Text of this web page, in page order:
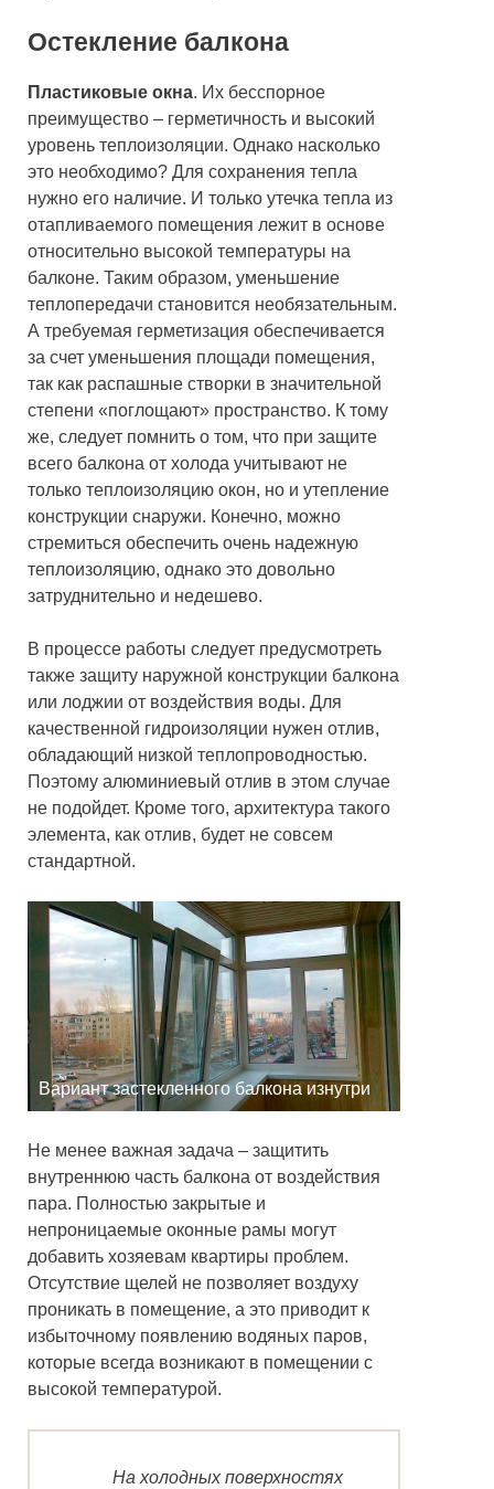
Остекление балкона
Пластиковые окна. Их бесспорное
преимущество – герметичность и высокий
уровень теплоизоляции. Однако насколько
это необходимо? Для сохранения тепла
нужно его наличие. И только утечка тепла из
отапливаемого помещения лежит в основе
относительно высокой температуры на
балконе. Таким образом, уменьшение
теплопередачи становится необязательным.
А требуемая герметизация обеспечивается
за счет уменьшения площади помещения,
так как распашные створки в значительной
степени «поглощают» пространство. К тому
же, следует помнить о том, что при защите
всего балкона от холода учитывают не
только теплоизоляцию окон, но и утепление
конструкции снаружи. Конечно, можно
стремиться обеспечить очень надежную
теплоизоляцию, однако это довольно
затруднительно и недешево.
В процессе работы следует предусмотреть
также защиту наружной конструкции балкона
или лоджии от воздействия воды. Для
качественной гидроизоляции нужен отлив,
обладающий низкой теплопроводностью.
Поэтому алюминиевый отлив в этом случае
не подойдет. Кроме того, архитектура такого
элемента, как отлив, будет не совсем
стандартной.
Вариант застекленного балкона изнутри
Не менее важная задача – защитить
внутреннюю часть балкона от воздействия
пара. Полностью закрытые и
непроницаемые оконные рамы могут
добавить хозяевам квартиры проблем.
Отсутствие щелей не позволяет воздуху
проникать в помещение, а это приводит к
избыточному появлению водяных паров,
которые всегда возникают в помещении с
высокой температурой.
На холодных поверхностях